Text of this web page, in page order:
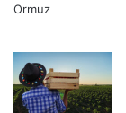
h
o
e
n
i
r
a
c